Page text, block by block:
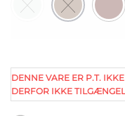
DENNE VARE ER P.T.
DERFOR IKKE